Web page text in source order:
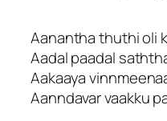
Aanantha thuthi oli
Aadal paadal
Aakaaya
Aanndavar vaakku